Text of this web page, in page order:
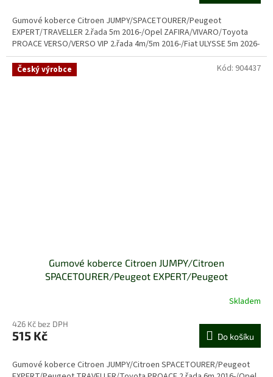
Gumové koberce Citroen JUMPY/SPACETOURER/Peugeot
EXPERT/TRAVELLER 2.řada 5m 2016-/Opel ZAFIRA/VIVARO/Toyota
PROACE VERSO/VERSO VIP 2.řada 4m/5m 2016-/Fiat ULYSSE 5m 2026-
Český výrobce
Gumové koberce Citroen JUMPY/Citroen
SPACETOURER/Peugeot EXPERT/Peugeot
Skladem
426 Kč bez DPH
515 Kč Do košíku
Gumové koberce Citroen JUMPY/Citroen SPACETOURER/Peugeot
Kód: 904437